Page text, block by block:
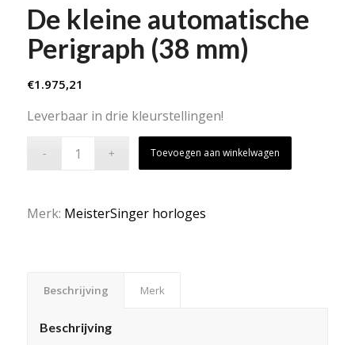
De kleine automatische
Perigraph (38 mm)
€1.975,21
Leverbaar in drie kleurstellingen!
Toevoegen aan winkelwagen
Merk: MeisterSinger horloges
Beschrijving Merk
Beschrijving